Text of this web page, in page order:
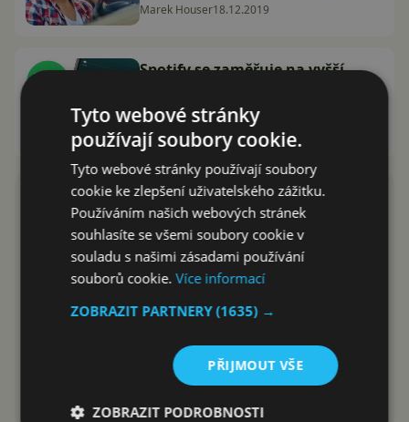
Marek Houser18.12.2019
Spotify se zaměřuje na vyšší
jednoduchý design pro řidiče
David Trlica19.1.2019
Tyto webové stránky
používají soubory cookie.
Tyto webové stránky používají soubory
cookie ke zlepšení uživatelského zážitku.
Používáním našich webových stránek
souhlasíte se všemi soubory cookie v
souladu s našimi zásadami používání
souborů cookie.Více informací
ZOBRAZIT PARTNERY(1635) →
PŘIJMOUT VŠE
ZOBRAZIT PODROBNOSTI